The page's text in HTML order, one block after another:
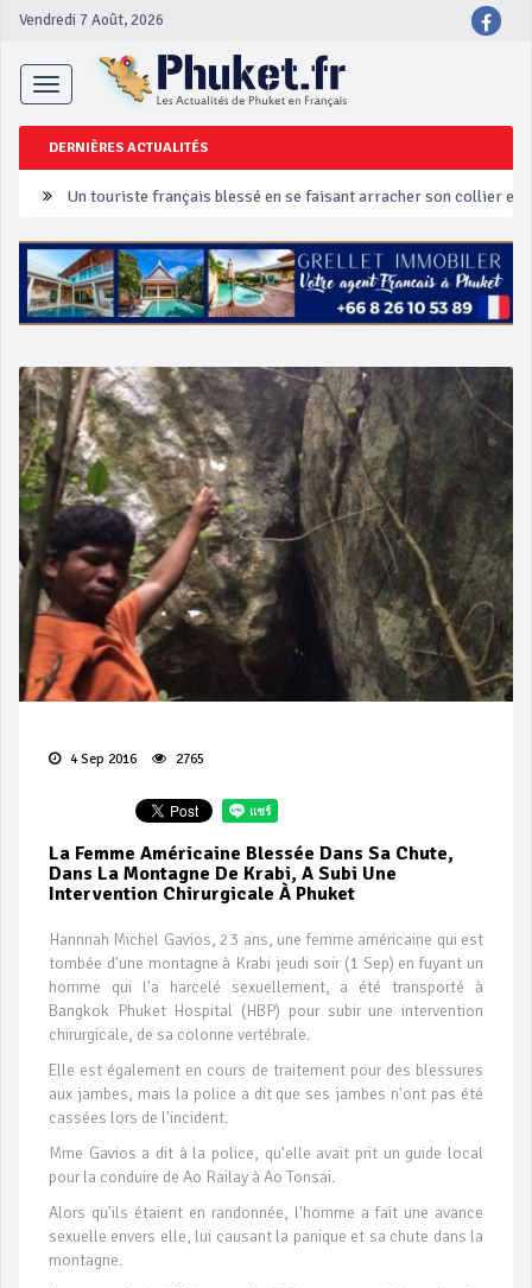
Vendredi 7 Août, 2026
Toggle
navigation
DERNIÈRES ACTUALITÉS
Un touriste français blessé en se faisant arracher son collier en
Phuket Peranakan Festival
‘Phuket Eye’ assurera la sécurité pendant Songkran
Campagne de sécurité routière ‘Seven Days of Danger’ de
4 Sep 2016 2765
La Femme Américaine Blessée Dans Sa Chute,
Dans La Montagne De Krabi, A Subi Une
Intervention Chirurgicale À Phuket
Hannnah Michel Gavios, 23 ans, une femme américaine qui est
tombée d'une montagne à Krabi jeudi soir (1 Sep) en fuyant un
homme qui l'a harcelé sexuellement, a été transporté à
Bangkok Phuket Hospital (HBP) pour subir une intervention
chirurgicale, de sa colonne vertébrale.
Elle est également en cours de traitement pour des blessures
aux jambes, mais la police a dit que ses jambes n'ont pas été
cassées lors de l'incident.
Mme Gavios a dit à la police, qu'elle avait prit un guide local
pour la conduire de Ao Railay à Ao Tonsai.
Alors qu'ils étaient en randonnée, l'homme a fait une avance
sexuelle envers elle, lui causant la panique et sa chute dans la
montagne.